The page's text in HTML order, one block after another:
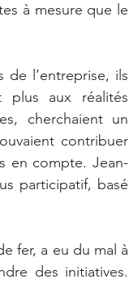
à mesure que le
l’entreprise, ils
plus aux réalités
cherchaient un
contribuer
en compte. Jean-
participatif, basé
fer, a eu du mal à
des initiatives.